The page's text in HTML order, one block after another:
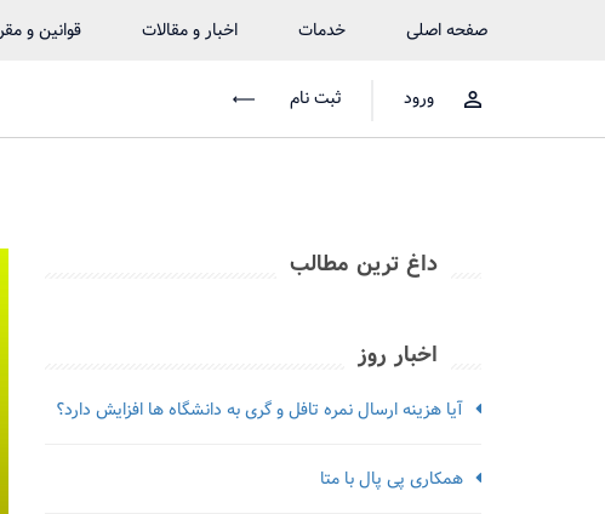
صفحه اصلی خدمات اخبار و مقالات قوانین و
ورود ثبت نام
داغ ترین مطالب
اخبار روز
آیا هزینه ارسال نمره تافل و گری به دانشگاه ها افزایش دارد؟
همکاری پی پال با متا